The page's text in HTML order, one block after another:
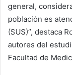
general,
población es
(SUS)”, destaca
autores del
Facultad de